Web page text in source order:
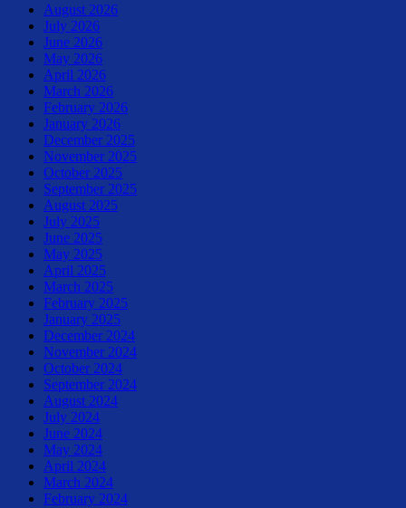
August 2026
July 2026
June 2026
May 2026
April 2026
March 2026
February 2026
January 2026
December 2025
November 2025
October 2025
September 2025
August 2025
July 2025
June 2025
May 2025
April 2025
March 2025
February 2025
January 2025
December 2024
November 2024
October 2024
September 2024
August 2024
July 2024
June 2024
May 2024
April 2024
March 2024
February 2024